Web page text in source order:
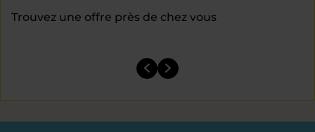
Trouvez une offre près de chez vous